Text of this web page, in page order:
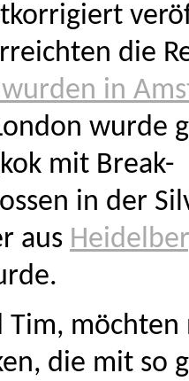
die
in
wurde
mit Break-
in der
aus
möchten
die mit so